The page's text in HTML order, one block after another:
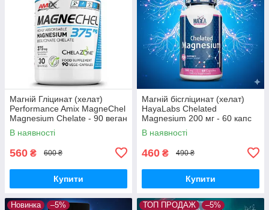
Магній Гліцинат (хелат)
Performance Amix MagneChel
Magnesium Chelate - 90 веган
капс
В наявності
560 ₴ 600 ₴
Купити
Магній бісгліцинат (хелат)
HayaLabs Chelated
Magnesium 200 мг - 60 капс
В наявності
460 ₴ 490 ₴
Купити
Новинка –5% ТОП ПРОДАЖ –5%